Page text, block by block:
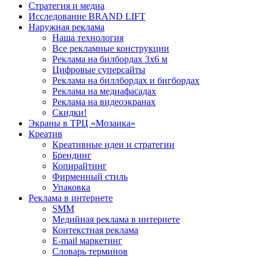
Стратегия и медиа
Исследование BRAND LIFT
Наружная реклама
Наша технология
Все рекламные конструкции
Реклама на билбордах 3х6 м
Цифровые суперсайты
Реклама на биллбордах и бигбордах
Реклама на медиафасадах
Реклама на видеоэкранах
Скидки!
Экраны в ТРЦ «Мозаика»
Креатив
Креативные идеи и стратегии
Брендинг
Копирайтинг
Фирменный стиль
Упаковка
Реклама в интернете
SMM
Медийная реклама в интернете
Контекстная реклама
E-mail маркетинг
Словарь терминов